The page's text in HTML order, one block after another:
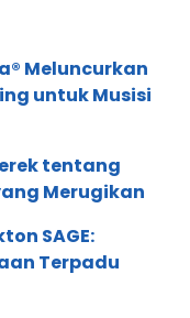
Meluncurkan
untuk Musisi
tentang
Merugikan
SAGE:
Terpadu